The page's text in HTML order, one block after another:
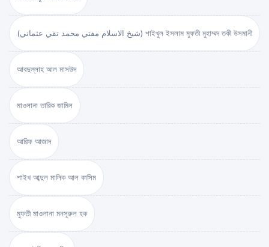
(شيخ الاسلام مفتي محمد تقي عثماني) শাইখুল ইসলাম মুফতী মুহাম্মদ তকী উসমানী
আবদুল্লাহ আল মাসউদ
মাওলানা তারিক জামিল
আরিফ আজাদ
শাইখ আব্দুল মালিক আল কাসিম
মুফতী মাওলানা মনসূরুল হক